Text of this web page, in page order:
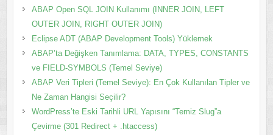
ABAP Open SQL JOIN Kullanımı (INNER JOIN, LEFT
OUTER JOIN, RIGHT OUTER JOIN)
Eclipse ADT (ABAP Development Tools) Yüklemek
ABAP’ta Değişken Tanımlama: DATA, TYPES, CONSTANTS
ve FIELD-SYMBOLS (Temel Seviye)
ABAP Veri Tipleri (Temel Seviye): En Çok Kullanılan Tipler ve
Ne Zaman Hangisi Seçilir?
WordPress’te Eski Tarihli URL Yapısını “Temiz Slug”a
Çevirme (301 Redirect + .htaccess)